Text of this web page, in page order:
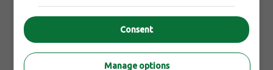
Mécanicien véhicules lourds
L'Expert Carrossier Rive-Sud / Le Carrossier Rive-
Lévis, QC
Consent
Manage options